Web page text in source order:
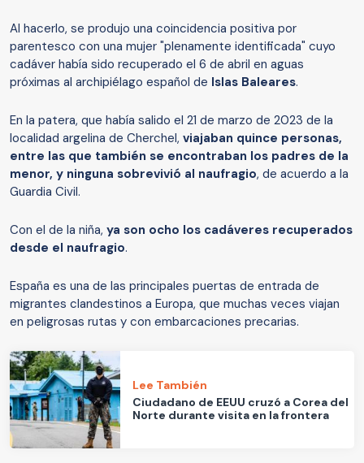
Al hacerlo, se produjo una coincidencia positiva por
parentesco con una mujer "plenamente identificada" cuyo
cadáver había sido recuperado el 6 de abril en aguas
próximas al archipiélago español de Islas Baleares.
En la patera, que había salido el 21 de marzo de 2023 de la
localidad argelina de Cherchel, viajaban quince personas,
entre las que también se encontraban los padres de la
menor, y ninguna sobrevivió al naufragio, de acuerdo a la
Guardia Civil.
Con el de la niña, ya son ocho los cadáveres recuperados
desde el naufragio.
España es una de las principales puertas de entrada de
migrantes clandestinos a Europa, que muchas veces viajan
en peligrosas rutas y con embarcaciones precarias.
Lee También
Ciudadano de EEUU cruzó a Corea del
Norte durante visita en la frontera